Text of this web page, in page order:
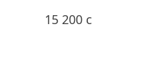
15 200 c